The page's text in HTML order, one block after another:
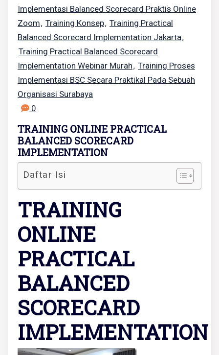
Implementasi Balanced Scorecard Praktis Online
Zoom, Training Konsep, Training Practical
Balanced Scorecard Implementation Jakarta,
Training Practical Balanced Scorecard
Implementation Webinar Murah, Training Proses
Implementasi BSC Secara Praktikal Pada Sebuah
Organisasi Surabaya
0
TRAINING ONLINE PRACTICAL
BALANCED SCORECARD
IMPLEMENTATION
Daftar Isi
TRAINING
ONLINE
PRACTICAL
BALANCED
SCORECARD
IMPLEMENTATION